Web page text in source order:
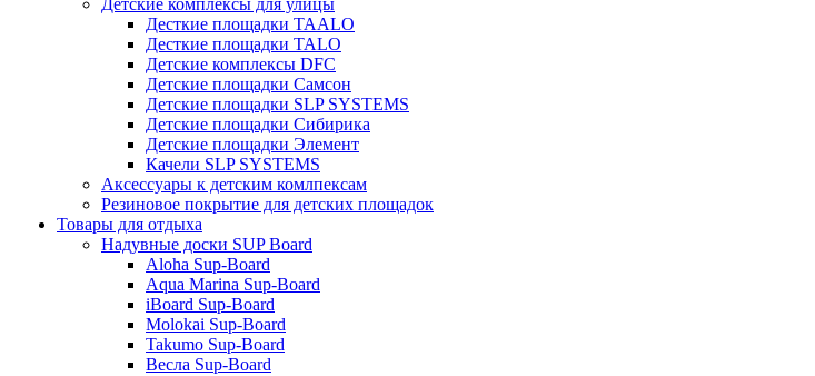
Детские комплексы для улицы
Десткие площадки TAALO
Десткие площадки TALO
Детские комплексы DFC
Детские площадки Самсон
Детские площадки SLP SYSTEMS
Детские площадки Сибирика
Детские площадки Элемент
Качели SLP SYSTEMS
Аксессуары к детским комлпексам
Резиновое покрытие для детских площадок
Товары для отдыха
Надувные доски SUP Board
Aloha Sup-Board
Aqua Marina Sup-Board
iBoard Sup-Board
Molokai Sup-Board
Takumo Sup-Board
Весла Sup-Board